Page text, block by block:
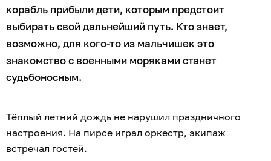
корабль прибыли дети, которым предстоит
выбирать свой дальнейший путь. Кто знает,
возможно, для кого-то из мальчишек это
знакомство с военными моряками станет
судьбоносным.
Тёплый летний дождь не нарушил праздничного
настроения. На пирсе играл оркестр, экипаж
встречал гостей.